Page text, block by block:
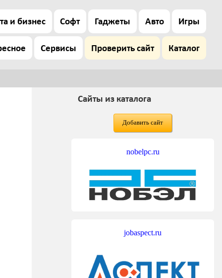
и бизнес Софт Гаджеты Авто Игры
Сервисы Проверить сайт Каталог
Сайты из каталога
Добавить сайт
nobelpc.ru
jobaspect.ru